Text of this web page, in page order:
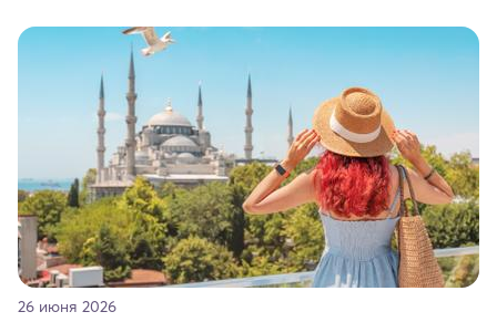
26 июня 2026